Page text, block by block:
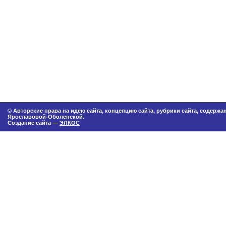
© Авторские права на идею сайта, концепцию сайта, рубрики сайта,
Ярославовой-Оболенской.
Создание сайта — ЭЛКОС